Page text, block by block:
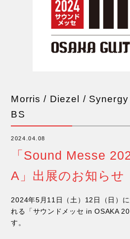
Morris / Diezel /
BS
2024.04.08
「Sound Messe
A」出展のお知らせ
2024年5月11日（土）12日（日）
れる「サウンドメッセ in OSAKA
す。